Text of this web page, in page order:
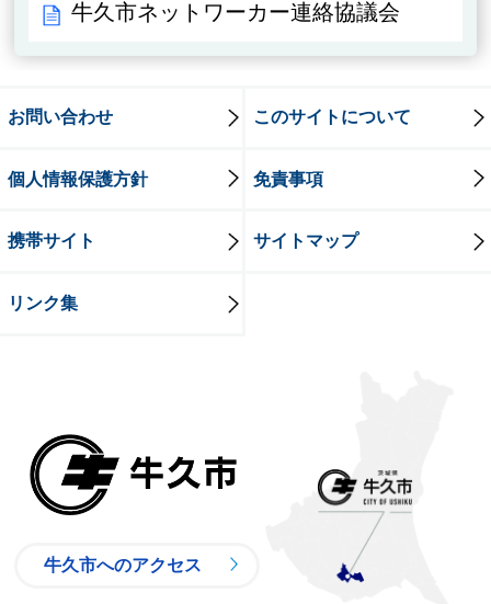
牛久市ネットワーカー連絡協議会
お問い合わせ このサイトについて
個人情報保護方針 免責事項
携帯サイト サイトマップ
リンク集
牛久市へのアクセス